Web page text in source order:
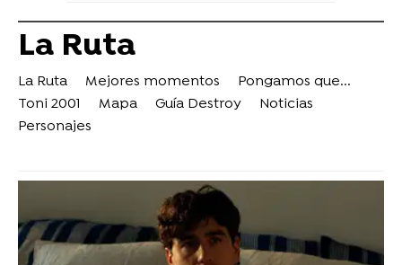
La Ruta
La Ruta Mejores momentos
Pongamos que...
Toni 2001
Mapa Guía Destroy
Noticias
Personajes